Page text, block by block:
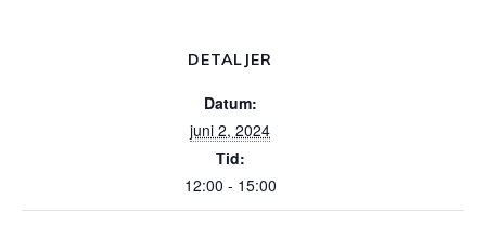
DETALJER
Datum:
juni 2, 2024
Tid:
12:00 - 15:00